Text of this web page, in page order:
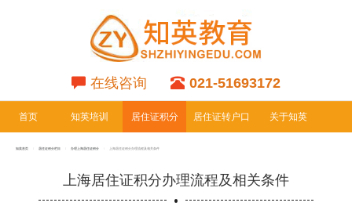
在线咨询 021-51693172
首页 知英培训 居住证积分
专栏
居住证转户口 关于知英
知英首页 居住证积分栏目 办理上海居住证积分 上海居住证积分办理流程及相关条件
上海居住证积分办理流程及相关条件